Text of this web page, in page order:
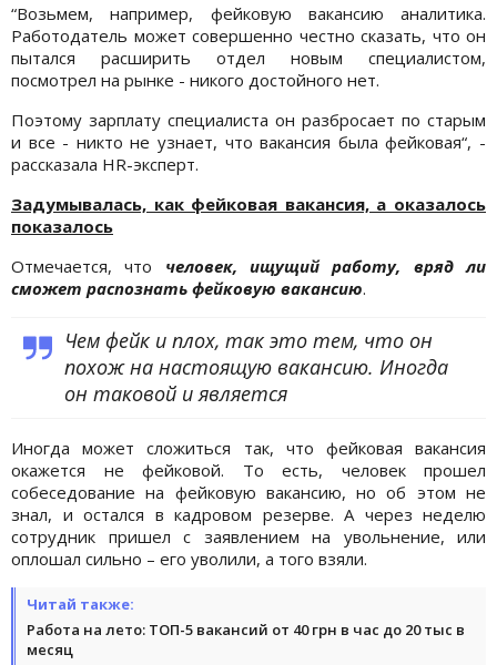
“Возьмем, например, фейковую вакансию аналитика.
Работодатель может совершенно честно сказать, что он
пытался расширить отдел новым специалистом,
посмотрел на рынке - никого достойного нет.
Поэтому зарплату специалиста он разбросает по старым
и все - никто не узнает, что вакансия была фейковая“, -
рассказала HR-эксперт.
Задумывалась, как фейковая вакансия, а оказалось
показалось
Отмечается, что человек, ищущий работу, вряд ли
сможет распознать фейковую вакансию.
Чем фейк и плох, так это тем, что он
похож на настоящую вакансию. Иногда
он таковой и является
Иногда может сложиться так, что фейковая вакансия
окажется не фейковой. То есть, человек прошел
собеседование на фейковую вакансию, но об этом не
знал, и остался в кадровом резерве. А через неделю
сотрудник пришел с заявлением на увольнение, или
оплошал сильно – его уволили, а того взяли.
Читай также:
Работа на лето: ТОП-5 вакансий от 40 грн в час до 20 тыс в
месяц